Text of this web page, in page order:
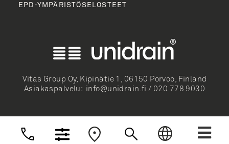
Suomi
Svenska
Deutsch
EPD-YMPÄRISTÖSELOSTEET
Vitas Group Oy, Kipinätie 1, 06150 Porvoo, Finland
Asiakaspalvelu: info@unidrain.fi / 020 778 9030